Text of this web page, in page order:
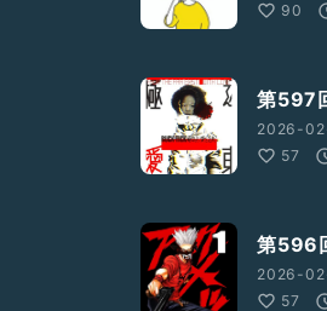
90
第597
2026-
57
第596
2026-
57